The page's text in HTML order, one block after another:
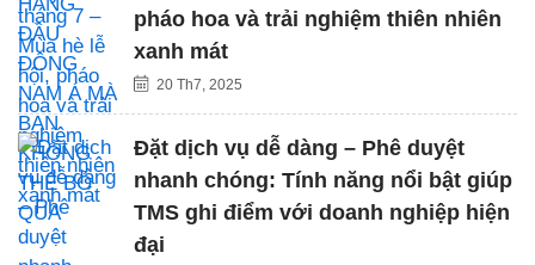
pháo hoa và trải nghiệm thiên nhiên
xanh mát
20 Th7, 2025
Đặt dịch vụ dễ dàng – Phê duyệt
nhanh chóng: Tính năng nổi bật giúp
TMS ghi điểm với doanh nghiệp hiện
đại